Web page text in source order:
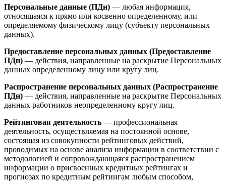
Персональные данные (ПДн) — любая информация,
относящаяся к прямо или косвенно определенному, или
определяемому физическому лицу (субъекту персональных
данных).
Предоставление персональных данных (Предоставление
ПДн) — действия, направленные на раскрытие Персональных
данных определенному лицу или кругу лиц.
Распространение персональных данных (Распространение
ПДн) — действия, направленные на раскрытие Персональных
данных работников неопределенному кругу лиц.
Рейтинговая деятельность — профессиональная
деятельность, осуществляемая на постоянной основе,
состоящая из совокупности рейтинговых действий,
проводимых на основе анализа информации в соответствии с
методологией и сопровождающаяся распространением
информации о присвоенных кредитных рейтингах и
прогнозах по кредитным рейтингам любым способом,